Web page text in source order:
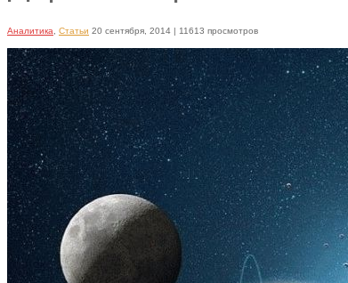
Аналитика Статьи 20 сентября, 2014 | 11613 просмотров